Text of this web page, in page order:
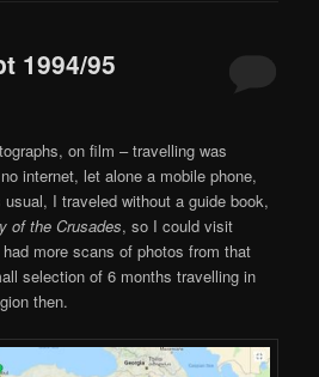
1994/95
on film – travelling was
internet, let alone a mobile phone,
I traveled without a guide book,
of the Crusades, so I could visit
more scans of photos from that
selection of 6 months travelling in
then.